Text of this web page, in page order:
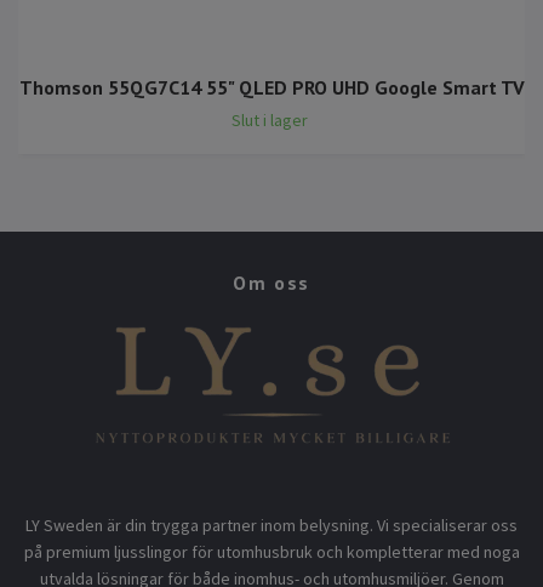
Thomson 55QG7C14 55" QLED PRO UHD Google Smart TV
Slut i lager
Om oss
LY Sweden är din trygga partner inom belysning. Vi specialiserar oss
på premium ljusslingor för utomhusbruk och kompletterar med noga
utvalda lösningar för både inomhus- och utomhusmiljöer. Genom